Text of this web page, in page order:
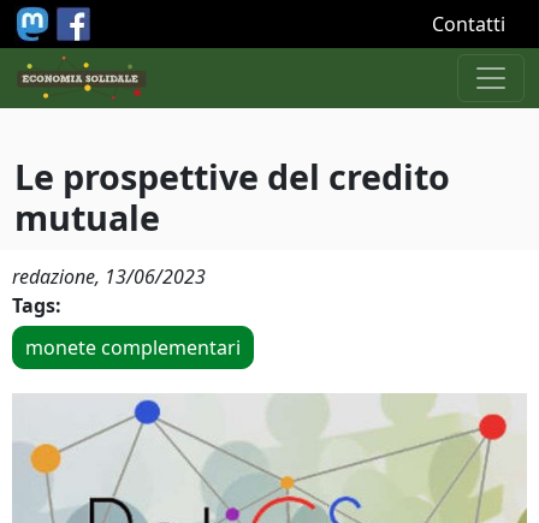
Salta al contenuto principale Contatti
Le prospettive del credito
mutuale
redazione, 13/06/2023
Tags:
monete complementari